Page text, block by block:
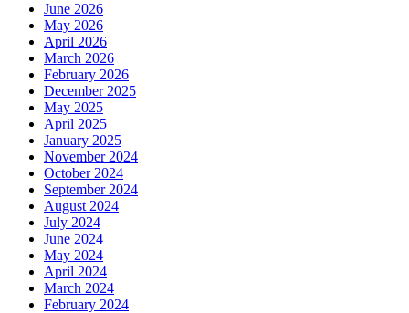
June 2026
May 2026
April 2026
March 2026
February 2026
December 2025
May 2025
April 2025
January 2025
November 2024
October 2024
September 2024
August 2024
July 2024
June 2024
May 2024
April 2024
March 2024
February 2024